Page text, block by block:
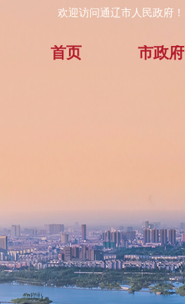
欢迎访问通辽市人民政府！
首页 市政府